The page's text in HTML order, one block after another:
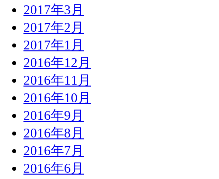
2017年3月
2017年2月
2017年1月
2016年12月
2016年11月
2016年10月
2016年9月
2016年8月
2016年7月
2016年6月